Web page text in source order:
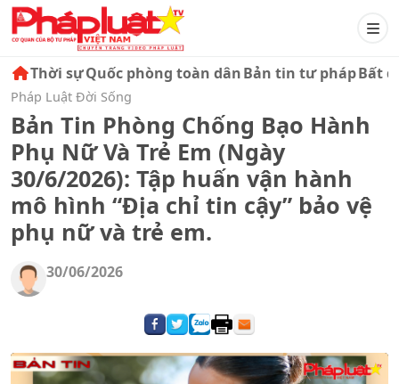
Thời sựQuốc phòng toàn dânBản tin tư phápBất
Pháp Luật Đời Sống
Bản Tin Phòng Chống Bạo Hành
Phụ Nữ Và Trẻ Em (Ngày
30/6/2026): Tập huấn vận hành
mô hình “Địa chỉ tin cậy” bảo vệ
phụ nữ và trẻ em.
30/06/2026